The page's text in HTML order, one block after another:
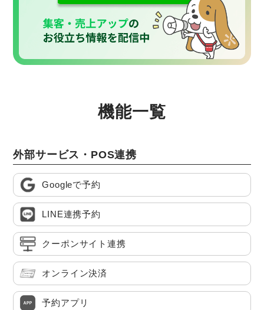
機能一覧
外部サービス・POS連携
Googleで予約
LINE連携予約
クーポンサイト連携
オンライン決済
予約アプリ